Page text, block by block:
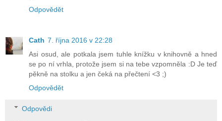
Odpovědět
Cath 7. října 2016 v 22:28
Asi osud, ale potkala jsem tuhle knížku v knihovně a hned
se po ní vrhla, protože jsem si na tebe vzpomněla :D Je teď
pěkně na stolku a jen čeká na přečtení <3 ;)
Odpovědět
Odpovědi